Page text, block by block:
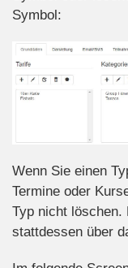
Symbol:
Wenn Sie einen
Termine oder
Typ nicht löschen.
stattdessen über